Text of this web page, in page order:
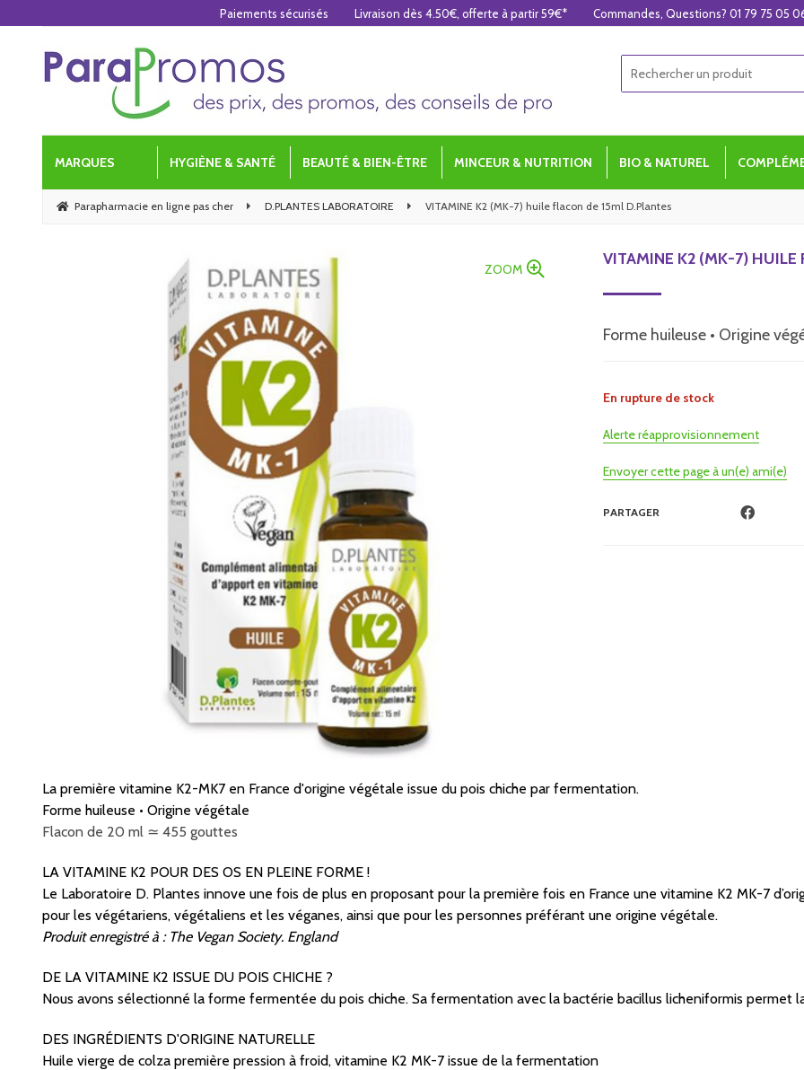
MARQUES HYGIÈNE & SANTÉ BEAUTÉ & BIEN-ÊTRE MINCEUR & NUTRITION BIO & NATUREL
Parapharmacie en ligne pas cher D.PLANTES LABORATOIRE VITAMINE K2 (MK-7) huile flacon de 15ml D.Plantes
ZOOM
VITAMINE K2 (MK-7) HUILE
Forme huileuse • Origine
En rupture de stock
Alerte réapprovisionnement
Envoyer cette page à un(e) ami(e)
PARTAGER
La première vitamine K2-MK7 en France d'origine végétale issue du pois chiche par fermentation.
Forme huileuse • Origine végétale
Flacon de 20 ml ≃ 455 gouttes
LA VITAMINE K2 POUR DES OS EN PLEINE FORME !
Le Laboratoire D. Plantes innove une fois de plus en proposant pour la première fois en France une vitamine K2 MK-7
pour les végétariens, végétaliens et les véganes, ainsi que pour les personnes préférant une origine végétale.
Produit enregistré à : The Vegan Society. England
DE LA VITAMINE K2 ISSUE DU POIS CHICHE ?
Nous avons sélectionné la forme fermentée du pois chiche. Sa fermentation avec la bactérie bacillus licheniformis permet
DES INGRÉDIENTS D'ORIGINE NATURELLE
Huile vierge de colza première pression à froid, vitamine K2 MK-7 issue de la fermentation
Paiements sécurisés Livraison dès 4.50€, offerte à partir 59€* Commandes, Questions? 01 79 75 05